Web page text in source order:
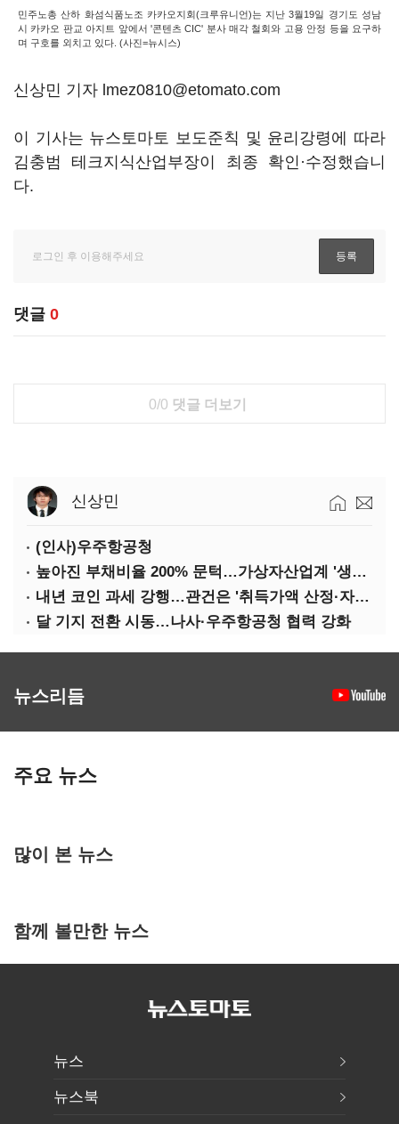
민주노총 산하 화섬식품노조 카카오지회(크루유니언)는 지난 3월19일 경기도 성남
시 카카오 판교 아지트 앞에서 '콘텐츠 CIC' 분사 매각 철회와 고용 안정 등을 요구하
며 구호를 외치고 있다. (사진=뉴시스)
신상민 기자 lmez0810@etomato.com
이 기사는 뉴스토마토 보도준칙 및 윤리강령에 따라
김충범 테크지식산업부장이 최종 확인·수정했습니
다.
댓글 0
0/0 댓글 더보기
신상민
(인사)우주항공청
높아진 부채비율 200% 문턱…가상자산업계 '생존 시험대'
내년 코인 과세 강행…관건은 '취득가액 산정·자산 이동'
달 기지 전환 시동…나사·우주항공청 협력 강화
뉴스리듬
주요 뉴스
많이 본 뉴스
함께 볼만한 뉴스
뉴스
뉴스북